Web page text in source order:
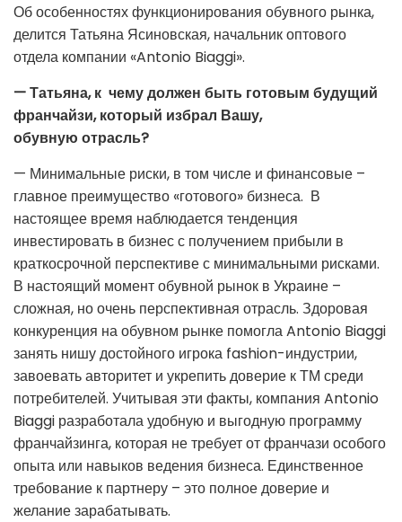
Об особенностях функционирования обувного рынка,
делится Татьяна Ясиновская, начальник оптового
отдела компании «Antonio Biaggi».
—Татьяна, к чему должен быть готовым будущий
франчайзи, который избрал Вашу,
обувную отрасль?
— Минимальные риски, в том числе и финансовые –
главное преимущество «готового» бизнеса. В
настоящее время наблюдается тенденция
инвестировать в бизнес с получением прибыли в
краткосрочной перспективе с минимальными рисками.
В настоящий момент обувной рынок в Украине –
сложная, но очень перспективная отрасль. Здоровая
конкуренция на обувном рынке помогла Antonio Biaggi
занять нишу достойного игрока fashion-индустрии,
завоевать авторитет и укрепить доверие к ТМ среди
потребителей. Учитывая эти факты, компания Antonio
Biaggi разработала удобную и выгодную программу
франчайзинга, которая не требует от франчази особого
опыта или навыков ведения бизнеса. Единственное
требование к партнеру – это полное доверие и
желание зарабатывать.